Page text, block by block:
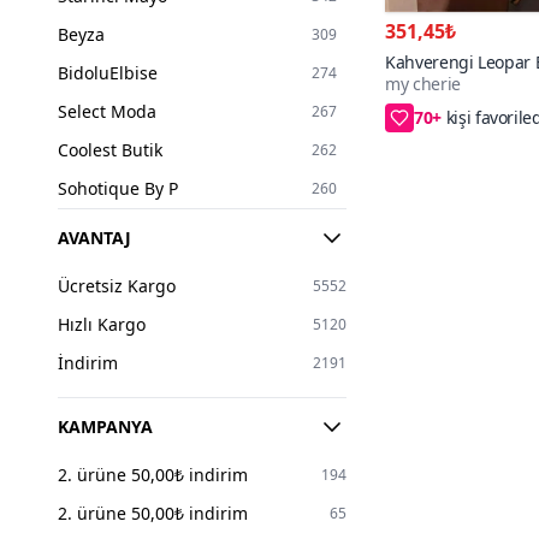
2X 1
4XL 151
5XL 22
6XL 6
7XL 5
8XL 1
25 1
26 5
27 5
Beyza 309
BidoluElbise 274
Select Moda 267
Coolest Butik 262
Sohotique By P 260
Luvita Co
Moda Mihram
İLKCET MODA
my cherie 206
AVANTAJ
Ücretsiz Kargo 5552
Hızlı Kargo 5120
İndirim 2191
KAMPANYA
2. ürüne 50,00₺ indirim 194
2. ürüne 50,00₺ indirim 65
351,45₺
Kahverengi Leopar
Fırfırlı Bağcıklı
my cherie
70+
S/M,L/XL,2XL/